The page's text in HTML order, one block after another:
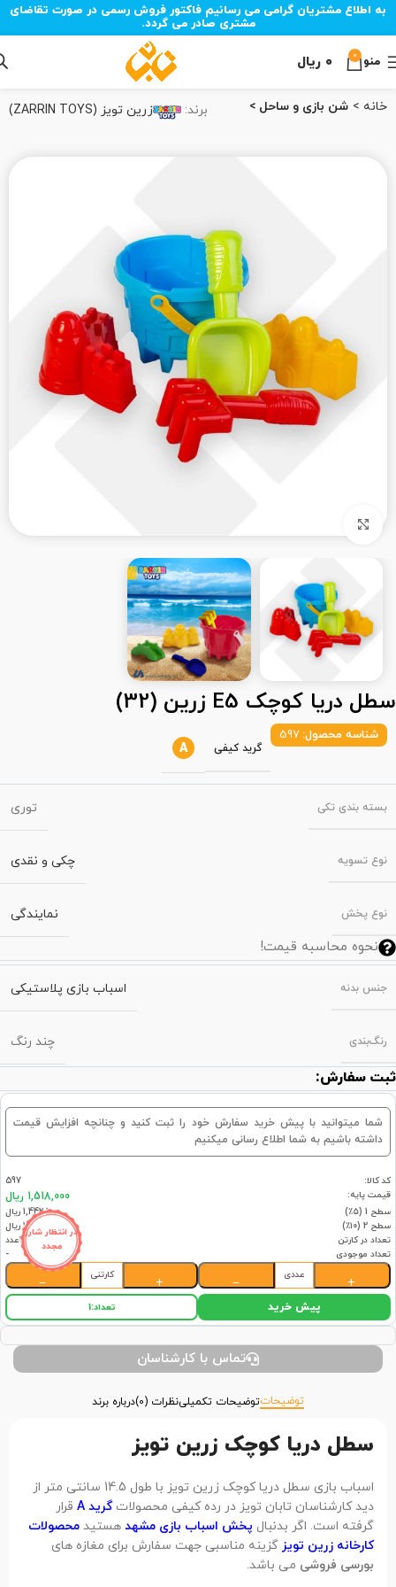
به اطلاع مشتریان گرامی می رسانیم فاکتور فروش رسمی در صورت تقاضای
مشتری صادر می گردد.
منو 0 ۰ ریال
خانه شن بازی و ساحل برند: زرین تویز (ZARRIN TOYS)
سطل دریا کوچک E5 زرین (32)
شناسه محصول: 597
گرید کیفی A
بسته‌ بندی تکی توری
نوع تسویه چکی و نقدی
نوع پخش نمایندگی
نحوه محاسبه قیمت!
جنس بدنه اسباب بازی پلاستیکی
رنگ‌بندی چند رنگ
ثبت سفارش:
شما میتوانید با پیش خرید سفارش خود را ثبت کنید و چنانچه افزایش قیمت
داشته باشیم به شما اطلاع رسانی میکنیم
در انتظار شارژ
مجدد
کد کالا:
597
قیمت پایه:
1,518,000 ریال
سطح 1 (۵٪)
1,442,100 ریال
سطح 2 (۱۰٪)
1,366,200 ریال
تعداد در کارتن
32عدد
تعداد موجودی
-
+
عددی
−
+
کارتنی
−
پیش خرید تعداد:1
تماس با کارشناسان
توضیحاتتوضیحات تکمیلینظرات (0) درباره برند
سطل دریا کوچک زرین تویز
اسباب بازی سطل دریا کوچک زرین تویز با طول 14.5 سانتی متر از
دید کارشناسان تابان تویز در رده کیفی محصولاتگرید A
قرار
گرفته است. اگر بدنبال پخش اسباب بازی مشهد هستید محصولات
کارخانه زرین تویز گزینه مناسبی جهت سفارش برای مغازه های
بورسی فروشی می باشد.